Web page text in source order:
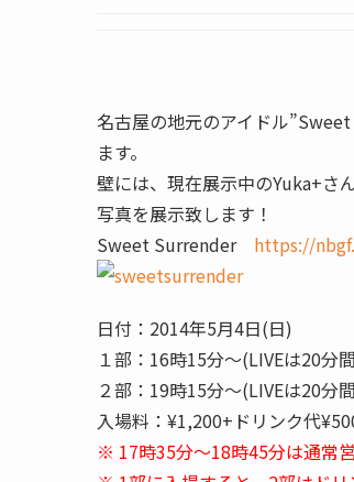
名古屋の地元のアイドル
ます。
壁には、現在展示中のYuka+さ
写真を展示致します！
Sweet Surrender https://
日付：2014年5月4日(日)
１部：16時15分〜(LIVEは20分
２部：19時15分〜(LIVEは20分
入場料：¥1,200+ドリンク代
※ 17時35分～18時45分は通常営